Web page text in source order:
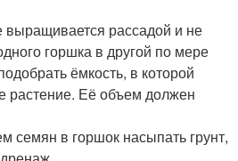
рассадой и не
горшка в другой по мере
ёмкость, в которой
растение. Её объем должен
семян в горшок насыпать грунт,